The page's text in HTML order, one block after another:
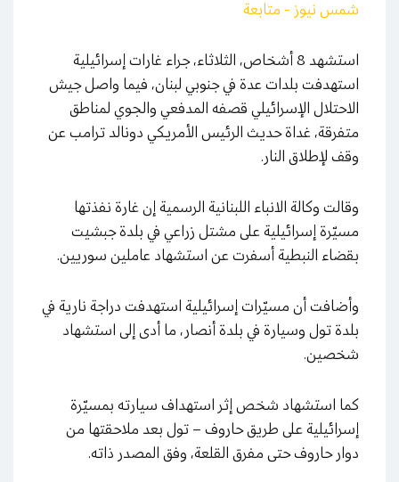
شمس نيوز - متابعة
استشهد 8 أشخاص، الثلاثاء، جراء غارات إسرائيلية
استهدفت بلدات عدة في جنوبي لبنان، فيما واصل جيش
الاحتلال الإسرائيلي قصفه المدفعي والجوي لمناطق
متفرقة، غداة حديث الرئيس الأمريكي دونالد ترامب عن
وقف لإطلاق النار.
وقالت وكالة الانباء اللبنانية الرسمية إن غارة نفذتها
مسيّرة إسرائيلية على مشتل زراعي في بلدة جبشيت
بقضاء النبطية أسفرت عن استشهاد عاملين سوريين.
وأضافت أن مسيّرات إسرائيلية استهدفت دراجة نارية في
بلدة تول وسيارة في بلدة أنصار، ما أدى إلى استشهاد
شخصين.
كما استشهاد شخص إثر استهداف سيارته بمسيّرة
إسرائيلية على طريق حاروف – تول بعد ملاحقتها من
دوار حاروف حتى مفرق القلعة، وفق المصدر ذاته.